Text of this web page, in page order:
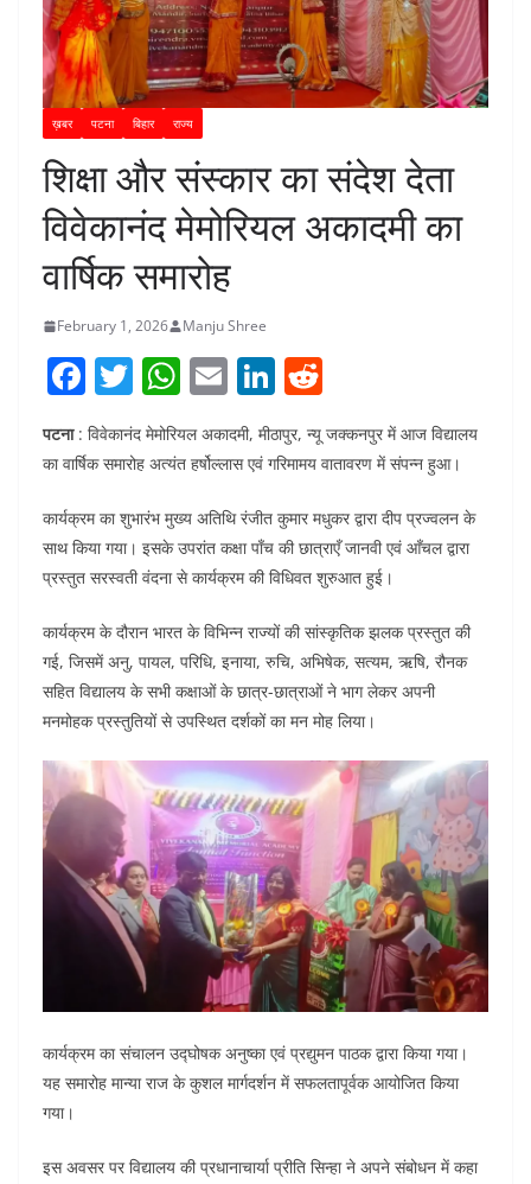
ख़बर पटना बिहार राज्य
शिक्षा और संस्कार का संदेश देता
विवेकानंद मेमोरियल अकादमी का
वार्षिक समारोह
February 1, 2026 Manju Shree
F
a
c
b
o
k
T
w
itt
W
at
A
p
E
m
ai
Li
k
dI
n
d
t
पटना: विवेकानंद मेमोरियल अकादमी, मीठापुर, न्यू जक्कनपुर में आज विद्यालय
का वार्षिक समारोह अत्यंत हर्षोल्लास एवं गरिमामय वातावरण में संपन्न हुआ।
कार्यक्रम का शुभारंभ मुख्य अतिथि रंजीत कुमार मधुकर द्वारा दीप प्रज्वलन के
साथ किया गया। इसके उपरांत कक्षा पाँच की छात्राएँ जानवी एवं आँचल द्वारा
प्रस्तुत सरस्वती वंदना से कार्यक्रम की विधिवत शुरुआत हुई।
कार्यक्रम के दौरान भारत के विभिन्न राज्यों की सांस्कृतिक झलक प्रस्तुत की
गई, जिसमें अनु, पायल, परिधि, इनाया, रुचि, अभिषेक, सत्यम, ऋषि, रौनक
सहित विद्यालय के सभी कक्षाओं के छात्र-छात्राओं ने भाग लेकर अपनी
मनमोहक प्रस्तुतियों से उपस्थित दर्शकों का मन मोह लिया।
कार्यक्रम का संचालन उद्घोषक अनुष्का एवं प्रद्युमन पाठक द्वारा किया गया।
यह समारोह मान्या राज के कुशल मार्गदर्शन में सफलतापूर्वक आयोजित किया
गया।
इस अवसर पर विद्यालय की प्रधानाचार्या प्रीति सिन्हा ने अपने संबोधन में कहा